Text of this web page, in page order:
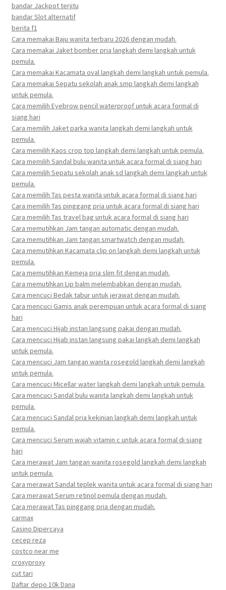
bandar Jackpot terjitu
bandar Slot alternatif
berita f1
Cara memakai Baju wanita terbaru 2026 dengan mudah.
Cara memakai Jaket bomber pria langkah demi langkah untuk
pemula.
Cara memakai Kacamata oval langkah demi langkah untuk pemula.
Cara memakai Sepatu sekolah anak smp langkah demi langkah
untuk pemula.
Cara memilih Eyebrow pencil waterproof untuk acara formal di
siang hari
Cara memilih Jaket parka wanita langkah demi langkah untuk
pemula.
Cara memilih Kaos crop top langkah demi langkah untuk pemula.
Cara memilih Sandal bulu wanita untuk acara formal di siang hari
Cara memilih Sepatu sekolah anak sd langkah demi langkah untuk
pemula.
Cara memilih Tas pesta wanita untuk acara formal di siang hari
Cara memilih Tas pinggang pria untuk acara formal di siang hari
Cara memilih Tas travel bag untuk acara formal di siang hari
Cara memutihkan Jam tangan automatic dengan mudah.
Cara memutihkan Jam tangan smartwatch dengan mudah.
Cara memutihkan Kacamata clip on langkah demi langkah untuk
pemula.
Cara memutihkan Kemeja pria slim fit dengan mudah.
Cara memutihkan Lip balm melembabkan dengan mudah.
Cara mencuci Bedak tabur untuk jerawat dengan mudah.
Cara mencuci Gamis anak perempuan untuk acara formal di siang
hari
Cara mencuci Hijab instan langsung pakai dengan mudah.
Cara mencuci Hijab instan langsung pakai langkah demi langkah
untuk pemula.
Cara mencuci Jam tangan wanita rosegold langkah demi langkah
untuk pemula.
Cara mencuci Micellar water langkah demi langkah untuk pemula.
Cara mencuci Sandal bulu wanita langkah demi langkah untuk
pemula.
Cara mencuci Sandal pria kekinian langkah demi langkah untuk
pemula.
Cara mencuci Serum wajah vitamin c untuk acara formal di siang
hari
Cara merawat Jam tangan wanita rosegold langkah demi langkah
untuk pemula.
Cara merawat Sandal teplek wanita untuk acara formal di siang hari
Cara merawat Serum retinol pemula dengan mudah.
Cara merawat Tas pinggang pria dengan mudah.
carmax
Casino Dipercaya
cecep reza
costco near me
croxyproxy
cut tari
Daftar depo 10k Dana